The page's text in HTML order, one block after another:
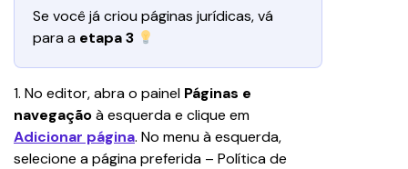
Se você já criou páginas jurídicas, vá
para a etapa 3
1. No editor, abra o painel Páginas e
navegação à esquerda e clique em
Adicionar página. No menu à esquerda,
selecione a página preferida – Política de